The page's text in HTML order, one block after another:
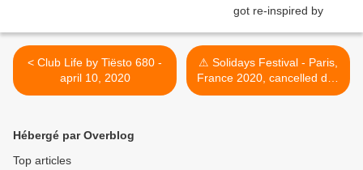
< Club Life by Tiësto 680 -
april 10, 2020
⚠ Solidays Festival - Paris,
France 2020, cancelled due
to coronavirus ⚠ >
Hébergé par Overblog
Top articles